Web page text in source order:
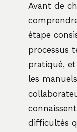
Avant de
étape
processus
pratiqué,
les
difficultés